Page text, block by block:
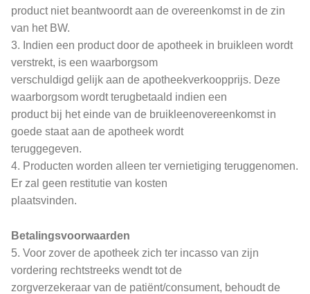
product niet beantwoordt aan de overeenkomst in de zin
van het BW.
3. Indien een product door de apotheek in bruikleen wordt
verstrekt, is een waarborgsom
verschuldigd gelijk aan de apotheekverkoopprijs. Deze
waarborgsom wordt terugbetaald indien een
product bij het einde van de bruikleenovereenkomst in
goede staat aan de apotheek wordt
teruggegeven.
4. Producten worden alleen ter vernietiging teruggenomen.
Er zal geen restitutie van kosten
plaatsvinden.
Betalingsvoorwaarden
5. Voor zover de apotheek zich ter incasso van zijn
vordering rechtstreeks wendt tot de
zorgverzekeraar van de patiënt/consument, behoudt de